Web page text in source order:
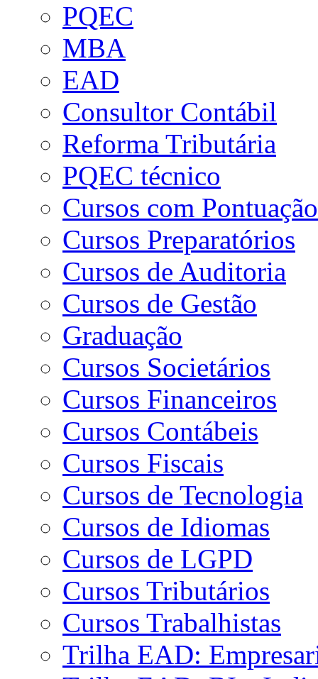
PQEC
MBA
EAD
Consultor Contábil
Reforma Tributária
PQEC técnico
Cursos com
Cursos Preparatórios
Cursos de Auditoria
Cursos de Gestão
Graduação
Cursos Societários
Cursos Financeiros
Cursos Contábeis
Cursos Fiscais
Cursos de Tecnologia
Cursos de Idiomas
Cursos de LGPD
Cursos Tributários
Cursos Trabalhistas
Trilha EAD: